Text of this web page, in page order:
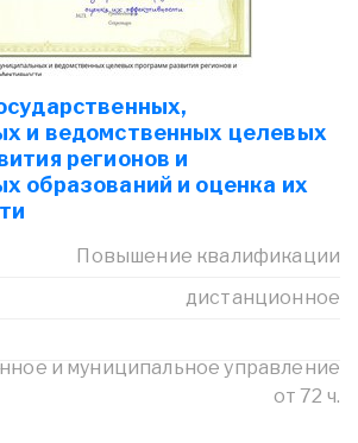
и ведомственных целевых
регионов и
образований и оценка их
Повышение квалификации
дистанционное
и муниципальное управление
от 72 ч.